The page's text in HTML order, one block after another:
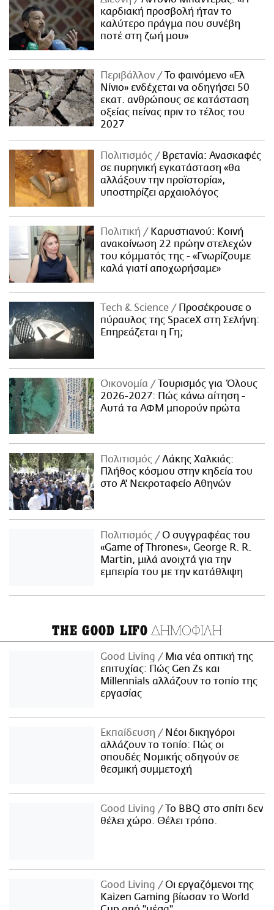
καρδιακή προσβολή ήταν το
καλύτερο πράγμα που συνέβη
ποτέ στη ζωή μου»
Περιβάλλον
Το φαινόμενο «Ελ
Νίνιο» ενδέχεται να οδηγήσει 50
εκατ. ανθρώπους σε κατάσταση
οξείας πείνας πριν το τέλος του
2027
Πολιτισμός
Βρετανία: Ανασκαφές
σε πυρηνική εγκατάσταση «θα
αλλάξουν την προϊστορία»,
υποστηρίζει αρχαιολόγος
Πολιτική
Καρυστιανού: Κοινή
ανακοίνωση 22 πρώην στελεχών
του κόμματός της - «Γνωρίζουμε
καλά γιατί αποχωρήσαμε»
Τech & Science
Προσέκρουσε ο
πύραυλος της SpaceX στη Σελήνη:
Επηρεάζεται η Γη;
Οικονομία
Τουρισμός για Όλους
2026-2027: Πώς κάνω αίτηση -
Αυτά τα ΑΦΜ μπορούν πρώτα
Πολιτισμός
Λάκης Χαλκιάς:
Πλήθος κόσμου στην κηδεία του
στο Α' Νεκροταφείο Αθηνών
Πολιτισμός
Ο συγγραφέας του
«Game of Thrones», George R. R.
Martin, μιλά ανοιχτά για την
εμπειρία του με την κατάθλιψη
THE GOOD LIFO ΔΗΜΟΦΙΛΗ
Good Living
Μια νέα οπτική της
επιτυχίας: Πώς Gen Zs και
Millennials αλλάζουν το τοπίο της
εργασίας
Εκπαίδευση
Νέοι δικηγόροι
αλλάζουν το τοπίο: Πώς οι
σπουδές Νομικής οδηγούν σε
θεσμική συμμετοχή
Good Living
Το BBQ στο σπίτι δεν
θέλει χώρο. Θέλει τρόπο.
Good Living
Οι εργαζόμενοι της
Kaizen Gaming βίωσαν το World